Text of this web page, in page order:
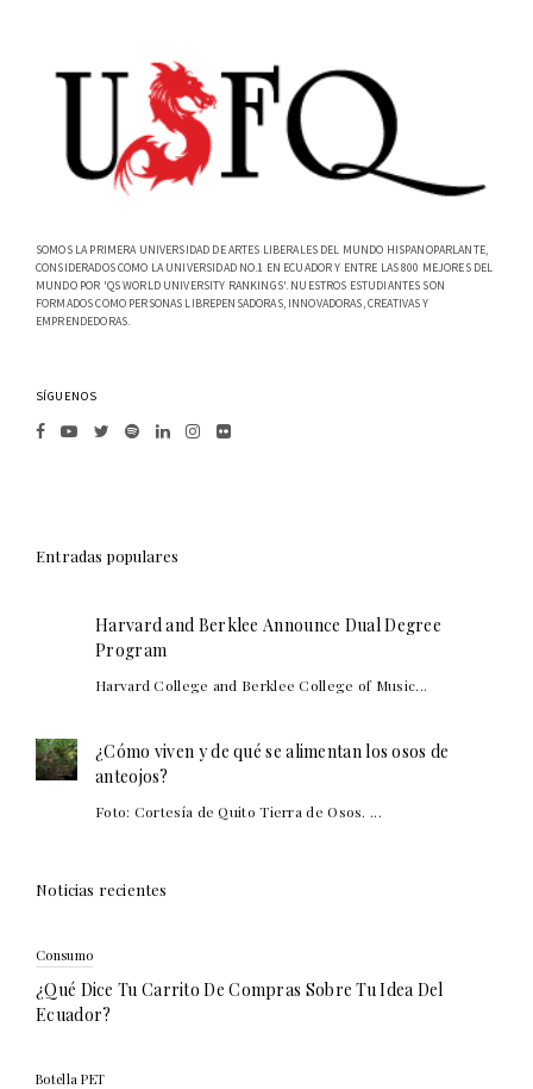
SOMOS LA PRIMERA UNIVERSIDAD DE ARTES LIBERALES DEL MUNDO HISPANOPARLANTE,
CONSIDERADOS COMO LA UNIVERSIDAD NO.1 EN ECUADOR Y ENTRE LAS 800 MEJORES DEL
MUNDO POR 'QS WORLD UNIVERSITY RANKINGS'. NUESTROS ESTUDIANTES SON
FORMADOS COMO PERSONAS LIBREPENSADORAS, INNOVADORAS, CREATIVAS Y
EMPRENDEDORAS.
SÍGUENOS
Entradas populares
Harvard and Berklee Announce Dual Degree
Program
Harvard College and Berklee College of Music...
¿Cómo viven y de qué se alimentan los osos de
anteojos?
Foto: Cortesía de Quito Tierra de Osos. ...
Noticias recientes
Consumo
¿Qué Dice Tu Carrito De Compras Sobre Tu Idea Del
Ecuador?
Botella PET